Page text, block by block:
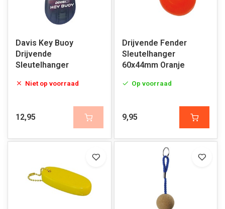
Davis Key Buoy
Drijvende
Sleutelhanger
Niet op voorraad
12,95
Drijvende Fender
Sleutelhanger
60x44mm Oranje
Op voorraad
9,95